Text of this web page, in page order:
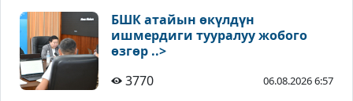
БШК атайын өкүлдүн
ишмердиги тууралуу жобого
өзгөр ..>
3770
06.08.2026 6:57